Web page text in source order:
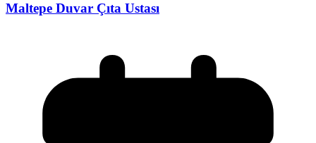
Maltepe Duvar Çıta Ustası